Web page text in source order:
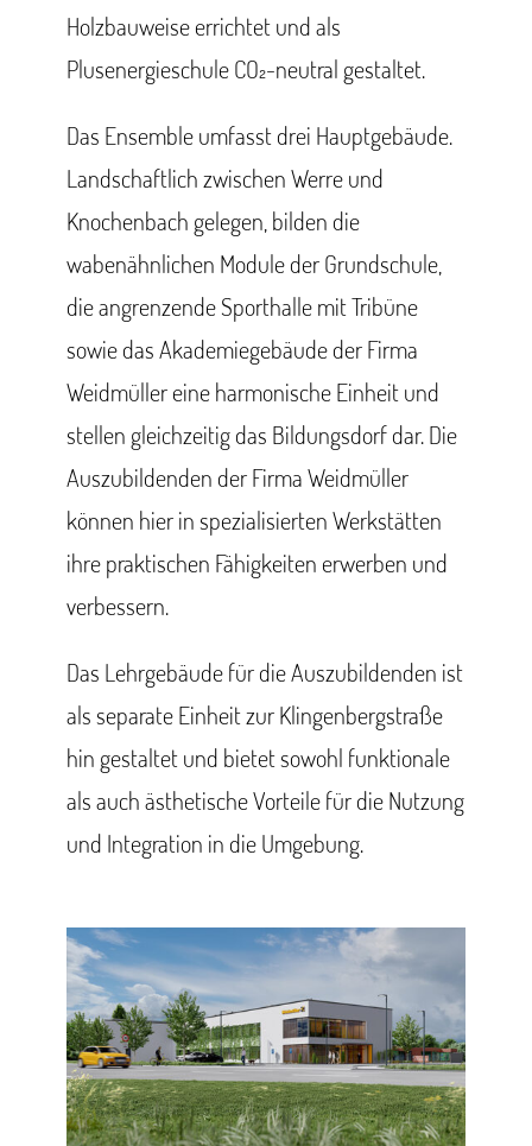
Holzbauweise errichtet und als
Plusenergieschule CO₂-neutral gestaltet.
Das Ensemble umfasst drei Hauptgebäude.
Landschaftlich zwischen Werre und
Knochenbach gelegen, bilden die
wabenähnlichen Module der Grundschule,
die angrenzende Sporthalle mit Tribüne
sowie das Akademiegebäude der Firma
Weidmüller eine harmonische Einheit und
stellen gleichzeitig das Bildungsdorf dar. Die
Auszubildenden der Firma Weidmüller
können hier in spezialisierten Werkstätten
ihre praktischen Fähigkeiten erwerben und
verbessern.
Das Lehrgebäude für die Auszubildenden ist
als separate Einheit zur Klingenbergstraße
hin gestaltet und bietet sowohl funktionale
als auch ästhetische Vorteile für die Nutzung
und Integration in die Umgebung.